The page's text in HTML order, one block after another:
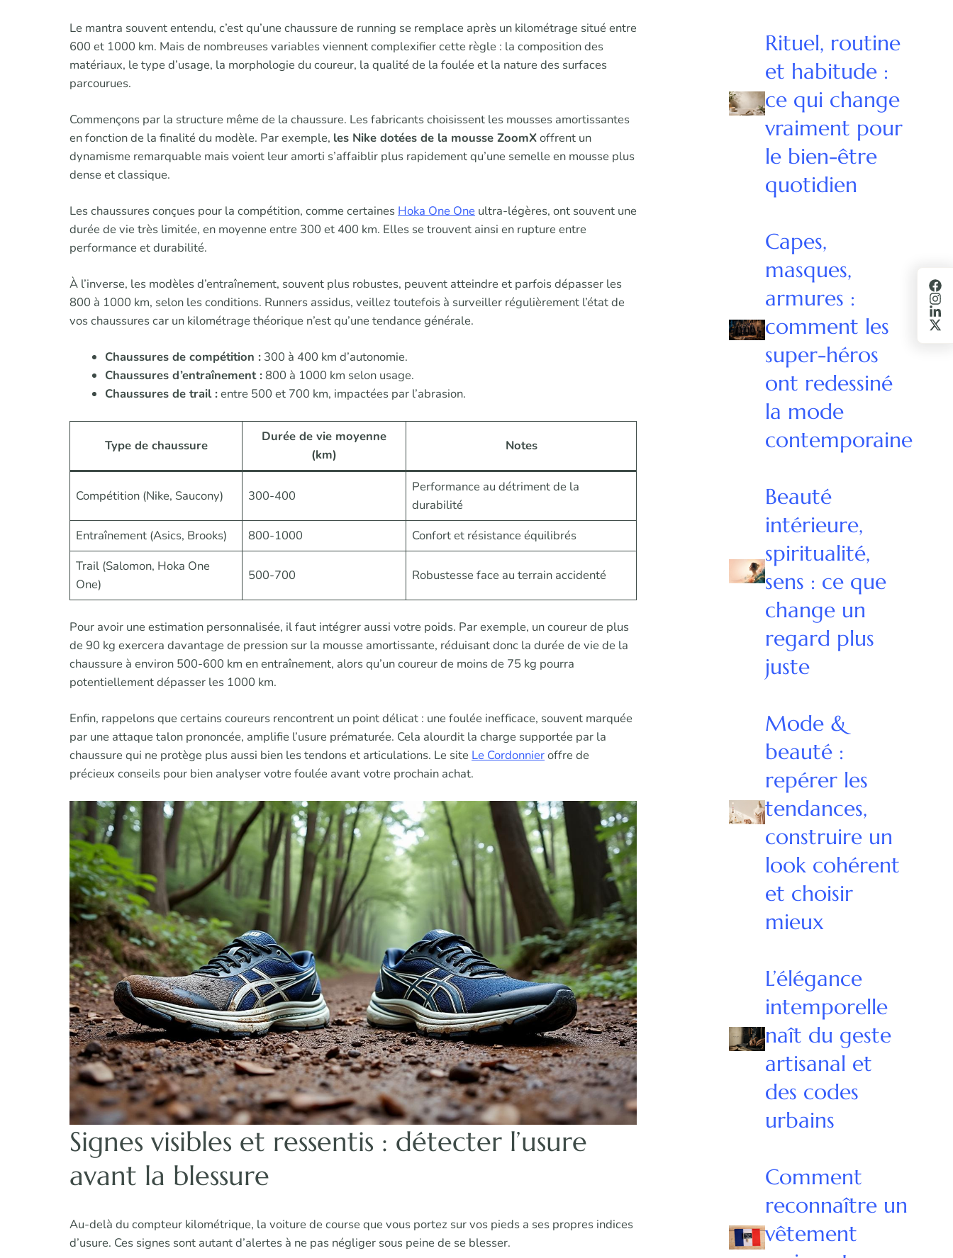
Le mantra souvent entendu, c’est qu’une chaussure de running se remplace après un kilométrage situé entre
600 et 1000 km. Mais de nombreuses variables viennent complexifier cette règle : la composition des
matériaux, le type d’usage, la morphologie du coureur, la qualité de la foulée et la nature des surfaces
parcourues.
Commençons par la structure même de la chaussure. Les fabricants choisissent les mousses amortissantes
en fonction de la finalité du modèle. Par exemple, les Nike dotées de la mousse ZoomXoffrent un
dynamisme remarquable mais voient leur amorti s’affaiblir plus rapidement qu’une semelle en mousse plus
dense et classique.
Les chaussures conçues pour la compétition, comme certaines Hoka One One ultra-légères, ont souvent une
durée de vie très limitée, en moyenne entre 300 et 400 km. Elles se trouvent ainsi en rupture entre
performance et durabilité.
À l’inverse, les modèles d’entraînement, souvent plus robustes, peuvent atteindre et parfois dépasser les
800 à 1000 km, selon les conditions. Runners assidus, veillez toutefois à surveiller régulièrement l’état de
vos chaussures car un kilométrage théorique n’est qu’une tendance générale.
Chaussures de compétition :300 à 400 km d’autonomie.
Chaussures d’entraînement :800 à 1000 km selon usage.
Chaussures de trail :entre 500 et 700 km, impactées par l’abrasion.
Type de chaussure
Durée de vie moyenne
(km)
Notes
Compétition (Nike, Saucony) 300-400
Performance au détriment de la
durabilité
Entraînement (Asics, Brooks)
800-1000
Confort et résistance équilibrés
Trail (Salomon, Hoka One
One)
500-700 Robustesse face au terrain accidenté
Pour avoir une estimation personnalisée, il faut intégrer aussi votre poids. Par exemple, un coureur de plus
de 90 kg exercera davantage de pression sur la mousse amortissante, réduisant donc la durée de vie de la
chaussure à environ 500-600 km en entraînement, alors qu’un coureur de moins de 75 kg pourra
potentiellement dépasser les 1000 km.
Enfin, rappelons que certains coureurs rencontrent un point délicat : une foulée inefficace, souvent marquée
par une attaque talon prononcée, amplifie l’usure prématurée. Cela alourdit la charge supportée par la
chaussure qui ne protège plus aussi bien les tendons et articulations. Le site Le Cordonnieroffre de
précieux conseils pour bien analyser votre foulée avant votre prochain achat.
Signes visibles et ressentis : détecter l’usure
avant la blessure
Au-delà du compteur kilométrique, la voiture de course que vous portez sur vos pieds a ses propres indices
d’usure. Ces signes sont autant d’alertes à ne pas négliger sous peine de se blesser.
Rituel, routine
et habitude :
ce qui change
vraiment pour
le bien-être
quotidien
Capes,
masques,
armures :
comment les
super-héros
ont redessiné
la mode
contemporaine
Beauté
intérieure,
spiritualité,
sens : ce que
change un
regard plus
juste
Mode &
beauté :
repérer les
tendances,
construire un
look cohérent
et choisir
mieux
L’élégance
intemporelle
naît du geste
artisanal et
des codes
urbains
Comment
reconnaître un
vêtement